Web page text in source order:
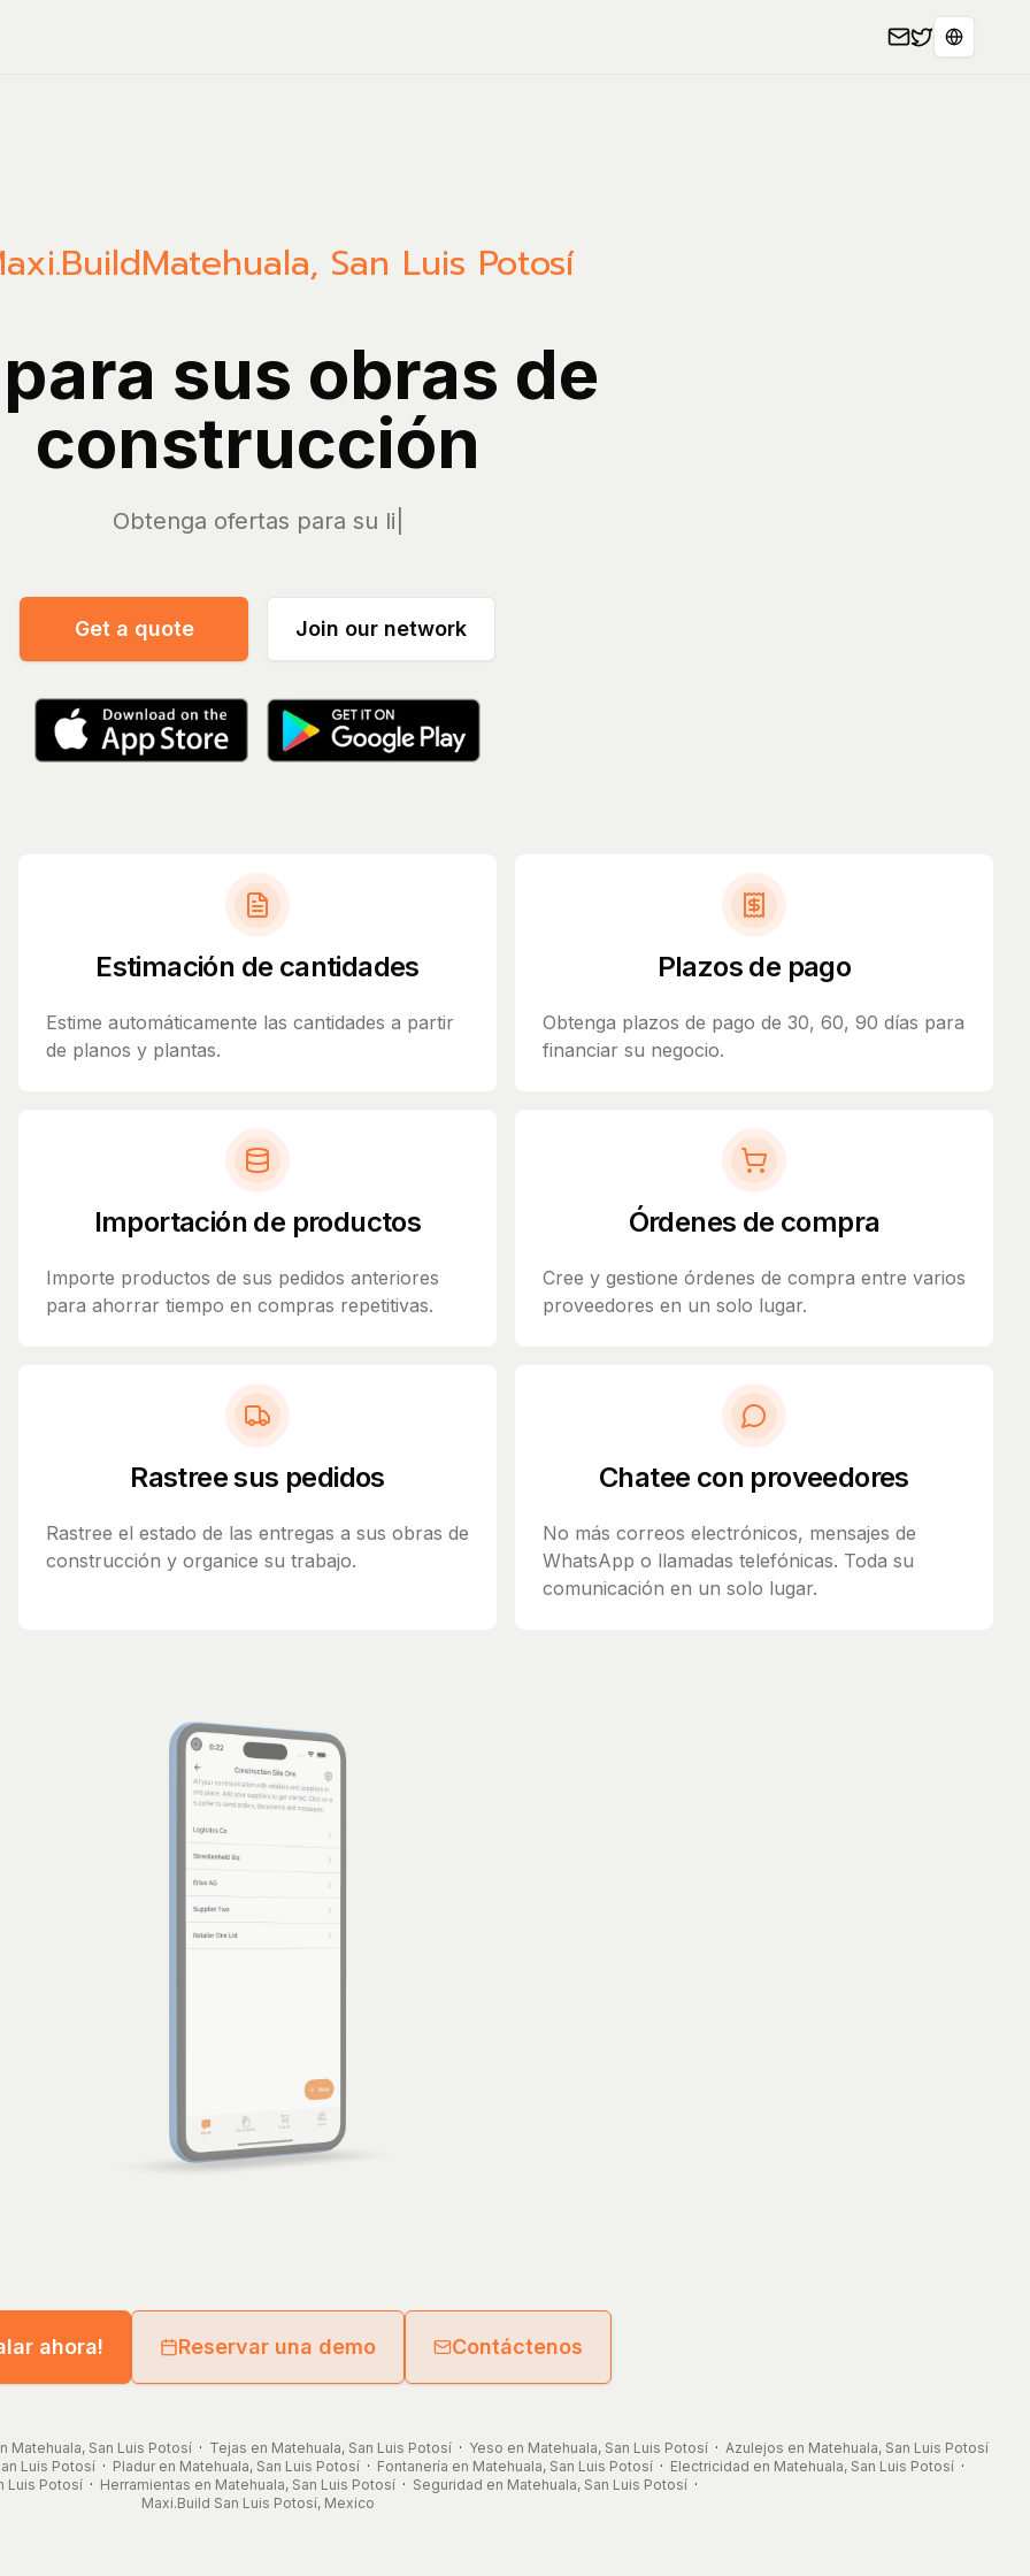
Matehuala, San Luis Potosí
sus obras de
construcción
Obte
Get a quote Join our network
Estimación de cantidades
Estime automáticamente las cantidades a partir
de planos y plantas.
Plazos de pago
Obtenga plazos de pago de 30, 60, 90 días para
financiar su negocio.
Importación de productos
Importe productos de sus pedidos anteriores
para ahorrar tiempo en compras repetitivas.
Órdenes de compra
Cree y gestione órdenes de compra entre varios
proveedores en un solo lugar.
Rastree sus pedidos
Rastree el estado de las entregas a sus obras de
construcción y organice su trabajo.
Chatee con proveedores
No más correos electrónicos, mensajes de
WhatsApp o llamadas telefónicas. Toda su
comunicación en un solo lugar.
ahora! Reservar una demo Contáctenos
Matehuala, San Luis Potosí· Tejas en Matehuala, San Luis Potosí· Yeso en Matehuala, San Luis Potosí· Azulejos en Matehuala, San Luis Potosí
Luis Potosí· Pladur en Matehuala, San Luis Potosí· Fontanería en Matehuala, San Luis Potosí· Electricidad en Matehuala, San Luis Potosí·
Luis Potosí· Herramientas en Matehuala, San Luis Potosí· Seguridad en Matehuala, San Luis Potosí·
Maxi.Build San Luis Potosí, Mexico